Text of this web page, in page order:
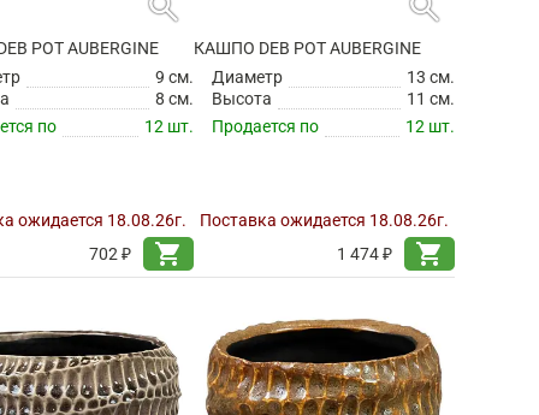
POT AUBERGINE
9 см.
8 см.
по
12 шт.
ожидается 18.08.26г.
702 ₽
shopping_cart
КАШПО DEB POT AUBERGINE
Диаметр
13 см.
Высота
11 см.
Продается по
12 шт.
Поставка ожидается 18.08.26г.
1 474 ₽
shopping_cart